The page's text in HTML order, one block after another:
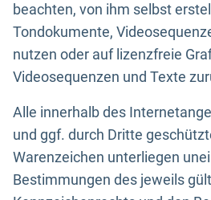
beachten, von ihm selbst
Tondokumente,
nutzen oder auf lizenzfreie
Videosequenzen und Texte
Alle innerhalb des
und ggf. durch Dritte
Warenzeichen unterliegen
Bestimmungen des jeweils